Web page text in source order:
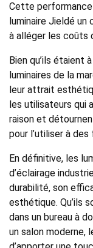
Cette
luminaire Jieldé
à alléger les coûts
Bien qu’ils étaient
luminaires de la
leur attrait
les utilisateurs qui
raison et
pour l’utiliser à
En définitive, les
d’éclairage
durabilité, son
esthétique. Qu’ils
dans un bureau à
un salon moderne,